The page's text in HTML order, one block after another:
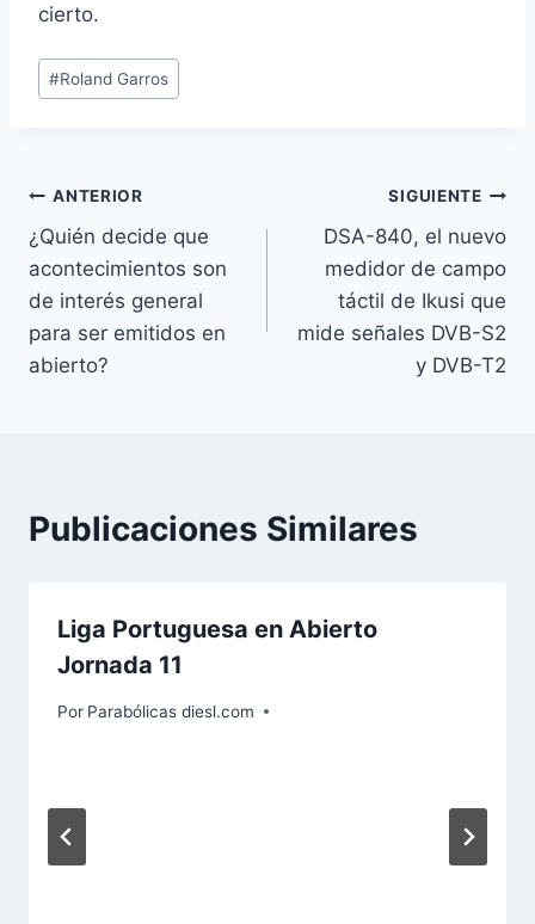
cierto.
Etiquetas
de
#Roland Garros
Navegación
de
entradas
ANTERIOR
¿Quién decide que
acontecimientos son
de interés general
para ser emitidos en
abierto?
SIGUIENTE
DSA-840, el nuevo
medidor de campo
táctil de Ikusi que
mide señales DVB-S2
y DVB-T2
Publicaciones Similares
Liga Portuguesa en Abierto
Jornada 11
Por Parabólicas diesl.com